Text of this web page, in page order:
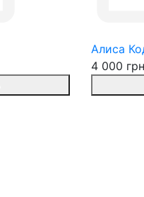
Алиса
4 000